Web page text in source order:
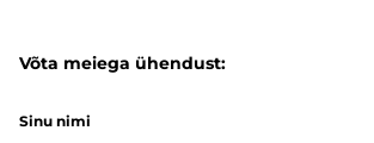
Võta meiega ühendust:
Sinu nimi